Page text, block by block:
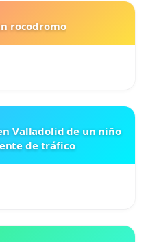
rocodromo
Valladolid de un niño
de tráfico